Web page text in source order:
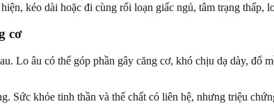
kéo dài hoặc đi cùng rối loạn giấc ngủ, tâm trạng thấp,
cơ
Lo âu có thể góp phần gây căng cơ, khó chịu dạ dày, đổ
Sức khỏe tinh thần và thể chất có liên hệ, nhưng triệu